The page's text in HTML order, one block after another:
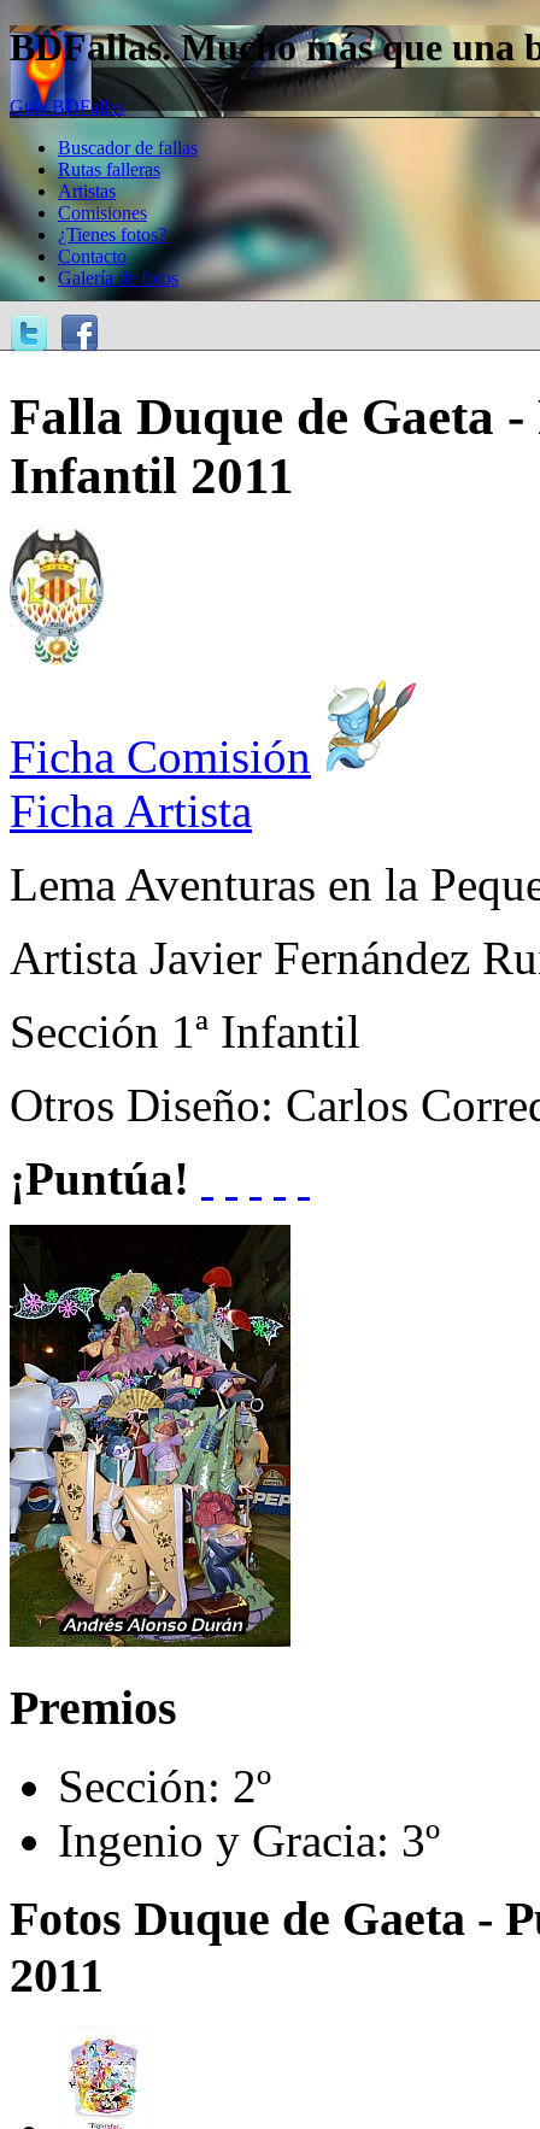
BDFallas. Mucho más que una
Guía BDFallas
Buscador de fallas
Rutas falleras
Artistas
Comisiones
¿Tienes fotos?
Contacto
Galería de fotos
Falla Duque de Gaeta
Infantil 2011
Ficha Comisión
Ficha Artista
Lema Aventuras en la
Artista Javier Fernández
Sección 1ª Infantil
Otros Diseño: Carlos
¡Puntúa!
Premios
Sección: 2º
Ingenio y Gracia: 3º
Fotos Duque de Gaeta -
2011